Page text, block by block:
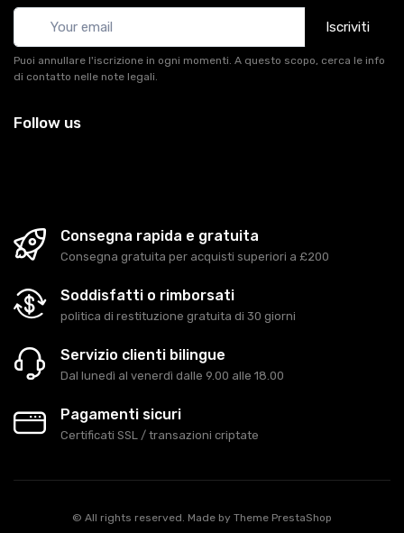
Iscriviti
Puoi annullare l'iscrizione in ogni momenti. A questo scopo, cerca le info
di contatto nelle note legali.
Follow us
Consegna rapida e gratuita
Consegna gratuita per acquisti superiori a £200
Soddisfatti o rimborsati
politica di restituzione gratuita di 30 giorni
Servizio clienti bilingue
Dal lunedì al venerdì dalle 9.00 alle 18.00
Pagamenti sicuri
Certificati SSL / transazioni criptate
© All rights reserved. Made by Theme PrestaShop